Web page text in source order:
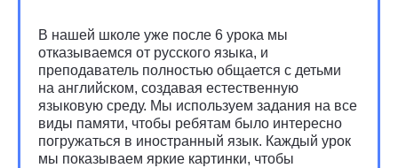
В нашей школе уже после 6 урока мы
отказываемся от русского языка, и
преподаватель полностью общается с детьми
на английском, создавая естественную
языковую среду. Мы используем задания на все
виды памяти, чтобы ребятам было интересно
погружаться в иностранный язык. Каждый урок
мы показываем яркие картинки, чтобы